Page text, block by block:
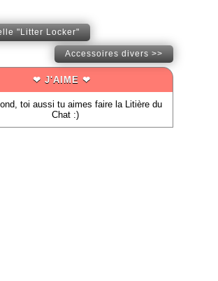
"Litter Locker"
Accessoires divers >>
❤ J'AIME ❤
toi aussi tu aimes faire la Litière du
Chat :)